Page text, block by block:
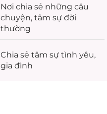
Nơi chia sẻ những câu
chuyện, tâm sự đời
thường
Chia sẻ tâm sự tình yêu,
gia đình